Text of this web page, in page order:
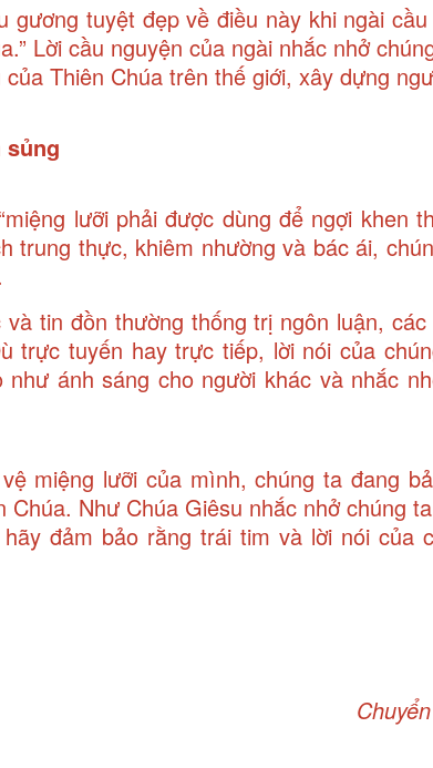
gương tuyệt đẹp về điều này khi ngài
Lời cầu nguyện của ngài nhắc nhở
Thiên Chúa trên thế giới, xây dựng
lưỡi phải được dùng để ngợi khen
trung thực, khiêm nhường và bác ái,
tin đồn thường thống trị ngôn luận,
trực tuyến hay trực tiếp, lời nói của
ánh sáng cho người khác và nhắc
miệng lưỡi của mình, chúng ta đang
Như Chúa Giêsu nhắc nhở chúng
đảm bảo rằng trái tim và lời nói của